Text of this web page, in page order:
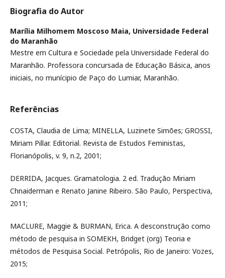
Biografia do Autor
Marília Milhomem Moscoso Maia, Universidade Federal
do Maranhão
Mestre em Cultura e Sociedade pela Universidade Federal do
Maranhão. Professora concursada de Educação Básica, anos
iniciais, no munícipio de Paço do Lumiar, Maranhão.
Referências
COSTA, Claudia de Lima; MINELLA, Luzinete Simões; GROSSI,
Miriam Pillar. Editorial. Revista de Estudos Feministas,
Florianópolis, v. 9, n.2, 2001;
DERRIDA, Jacques. Gramatologia. 2 ed. Tradução Miriam
Chnaiderman e Renato Janine Ribeiro. São Paulo, Perspectiva,
2011;
MACLURE, Maggie & BURMAN, Erica. A desconstrução como
método de pesquisa in SOMEKH, Bridget (org) Teoria e
métodos de Pesquisa Social. Petrópolis, Rio de Janeiro: Vozes,
2015;